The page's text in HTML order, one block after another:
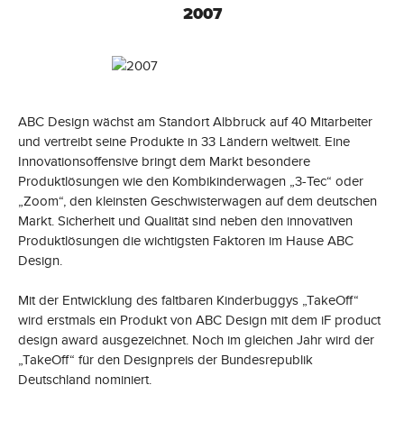
2007
ABC Design wächst am Standort Albbruck auf 40 Mitarbeiter
und vertreibt seine Produkte in 33 Ländern weltweit. Eine
Innovationsoffensive bringt dem Markt besondere
Produktlösungen wie den Kombikinderwagen „3-Tec“ oder
„Zoom“, den kleinsten Geschwisterwagen auf dem deutschen
Markt. Sicherheit und Qualität sind neben den innovativen
Produktlösungen die wichtigsten Faktoren im Hause ABC
Design.
Mit der Entwicklung des faltbaren Kinderbuggys „TakeOff“
wird erstmals ein Produkt von ABC Design mit dem iF product
design award ausgezeichnet. Noch im gleichen Jahr wird der
„TakeOff“ für den Designpreis der Bundesrepublik
Deutschland nominiert.